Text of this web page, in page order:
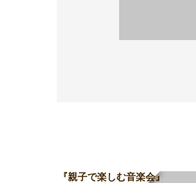
『親子で楽しむ音楽会』